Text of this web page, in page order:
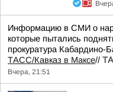
Информацию в СМИ о
которые пытались
прокуратура Кабардино-
ТАСС/Кавказ в Максе//
Вчера, 21:51